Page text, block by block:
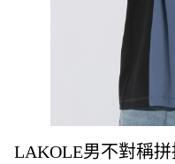
LAKOLE男不對稱